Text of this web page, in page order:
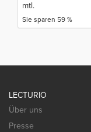
mtl.
Sie sparen 59 %
LECTURIO
Über uns
Presse